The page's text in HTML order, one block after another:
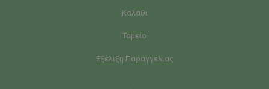
Καλάθι
Ταμείο
Εξέλιξη Παραγγελίας